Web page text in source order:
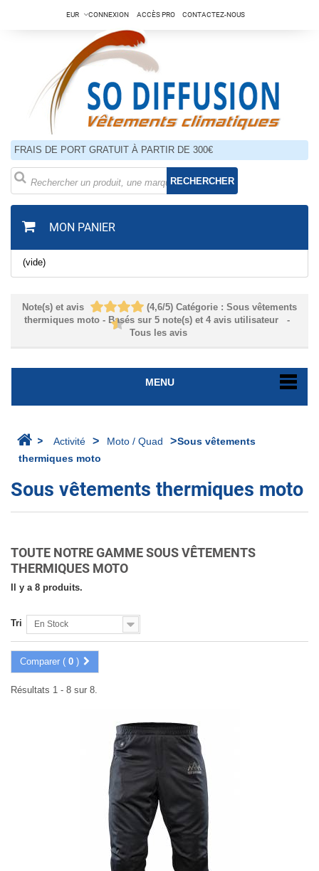
EUR CONNEXION ACCÈS PRO CONTACTEZ-NOUS
FRAIS DE PORT GRATUIT À PARTIR DE 300€
RECHERCHER
MON PANIER
(vide)
Note(s) et avis (4,6/5) Catégorie : Sous vêtements
thermiques moto- Basés sur 5note(s) et 4avis utilisateur
-
Tous les avis
MENU
> Activité > Moto / Quad >Sous vêtements
thermiques moto
Sous vêtements thermiques moto
TOUTE NOTRE GAMME SOUS VÊTEMENTS
THERMIQUES MOTO
Il y a 8 produits.
Tri En Stock
Comparer ( 0 )
Résultats 1 - 8 sur 8.